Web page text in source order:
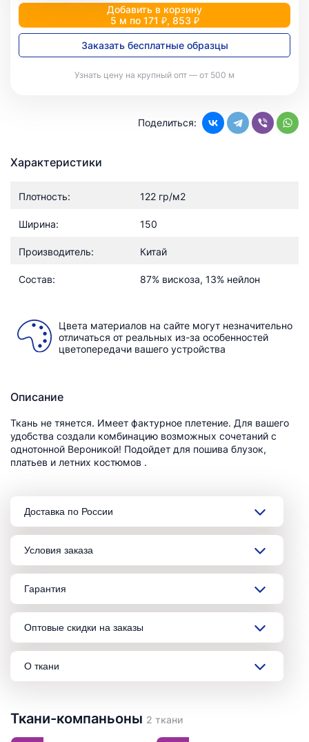
Добавить в корзину
5 м по 171 ₽, 853 ₽
Заказать бесплатные образцы
Узнать цену на крупный опт — от 500 м
Поделиться:
Характеристики
Плотность: 122 гр/м2
Ширина: 150
Производитель: Китай
Состав: 87% вискоза, 13% нейлон
Цвета материалов на сайте могут незначительно
отличаться от реальных из-за особенностей
цветопередачи вашего устройства
Описание
Ткань не тянется. Имеет фактурное плетение. Для вашего
удобства создали комбинацию возможных сочетаний с
однотонной Вероникой! Подойдет для пошива блузок,
платьев и летних костюмов .
Доставка по России
Условия заказа
Гарантия
Оптовые скидки на заказы
О ткани
Ткани-компаньоны 2 ткани